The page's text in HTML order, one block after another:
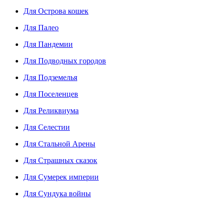
Для Острова кошек
Для Палео
Для Пандемии
Для Подводных городов
Для Подземелья
Для Поселенцев
Для Реликвиума
Для Селестии
Для Стальной Арены
Для Страшных сказок
Для Сумерек империи
Для Сундука войны